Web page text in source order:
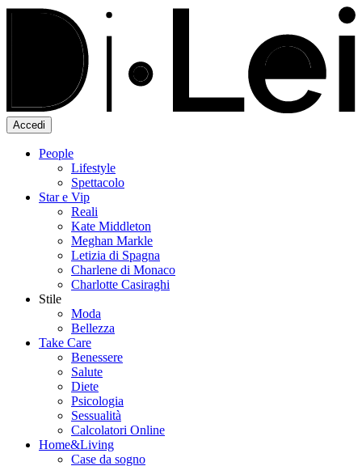
Accedi
People
Lifestyle
Spettacolo
Star e Vip
Reali
Kate Middleton
Meghan Markle
Letizia di Spagna
Charlene di Monaco
Charlotte Casiraghi
Stile
Moda
Bellezza
Take Care
Benessere
Salute
Diete
Psicologia
Sessualità
Calcolatori Online
Home&Living
Case da sogno